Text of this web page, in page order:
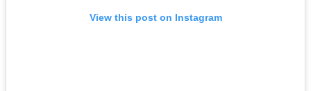
View this post on Instagram